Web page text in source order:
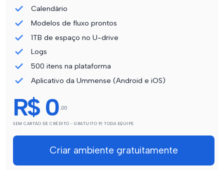
Calendário
Modelos de fluxo prontos
1TB de espaço no U-drive
Logs
500 itens na plataforma
Aplicativo da Ummense (Android e iOS)
R$ 0 ,00
SEM CARTÃO DE CRÉDITO - GRATUITO P/ TODA EQUIPE
Criar ambiente gratuitamente